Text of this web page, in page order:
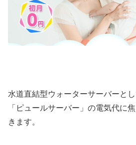
水道直結型ウォーターサーバーと
「ピュールサーバー」の電気代に
きます。